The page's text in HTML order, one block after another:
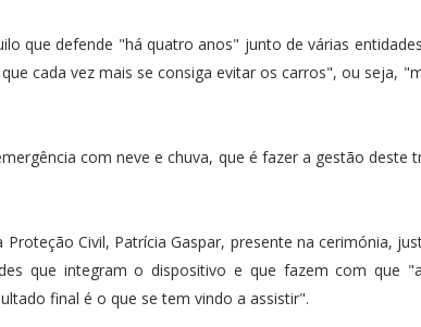
que defende "há quatro anos" junto de várias
cada vez mais se consiga evitar os carros", ou seja,
com neve e chuva, que é fazer a gestão deste
Civil, Patrícia Gaspar, presente na cerimónia,
que integram o dispositivo e que fazem com que
final é o que se tem vindo a assistir".